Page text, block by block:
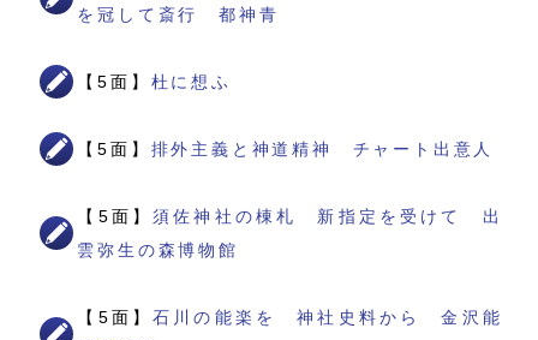
を冠して斎行 都神青
【5面】 杜に想ふ
【5面】 排外主義と神道精神 チャート出意人
【5面】須佐神社の棟札 新指定を受けて 出
雲弥生の森博物館
【5面】石川の能楽を 神社史料から 金沢能